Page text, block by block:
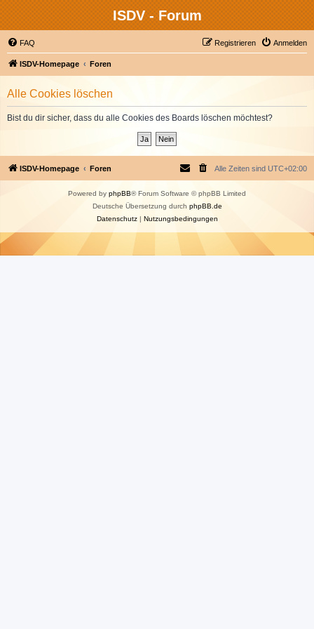
ISDV - Forum
FAQ Anmelden
Registrieren
ISDV-Homepage Foren
Alle Cookies löschen
Bist du dir sicher, dass du alle Cookies des Boards löschen möchtest?
ISDV-Homepage Foren Alle Zeiten sind UTC+02:00
Powered by phpBB® Forum Software © phpBB Limited
Deutsche Übersetzung durch phpBB.de
Datenschutz| Nutzungsbedingungen